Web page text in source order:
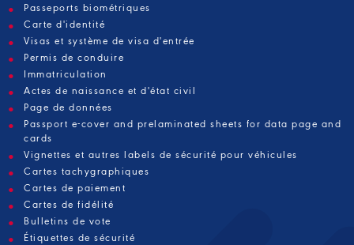
Passeports biométriques
Carte d'identité
Visas et système de visa d'entrée
Permis de conduire
Immatriculation
Actes de naissance et d'état civil
Page de données
Passport e-cover and prelaminated sheets for data page and
cards
Vignettes et autres labels de sécurité pour véhicules
Cartes tachygraphiques
Cartes de paiement
Cartes de fidélité
Bulletins de vote
Étiquettes de sécurité